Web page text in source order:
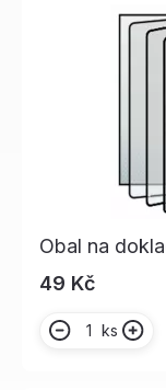
Obal na
49 Kč
ks